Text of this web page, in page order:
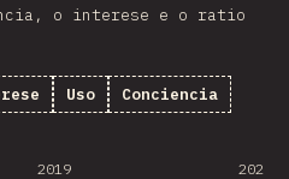
o interese e o ratio
Uso Conciencia
2019 2020